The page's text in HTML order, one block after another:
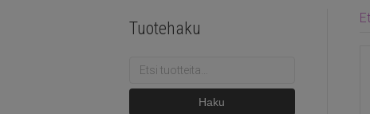
Tuotehaku
Etsi:
Haku